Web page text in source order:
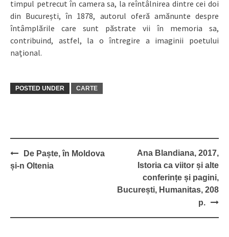
timpul petrecut în camera sa, la reîntâlnirea dintre cei doi
din București, în 1878, autorul oferă amănunte despre
întâmplările care sunt păstrate vii în memoria sa,
contribuind, astfel, la o întregire a imaginii poetului
național.
POSTED UNDER CARTE
Post
navigation
De Paște, în Moldova
și-n Oltenia
Ana Blandiana, 2017,
Istoria ca viitor și alte
conferințe și pagini,
București, Humanitas, 208
p.